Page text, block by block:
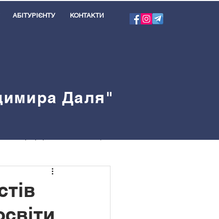
АБІТУРІЄНТУ КОНТАКТИ
Даля"